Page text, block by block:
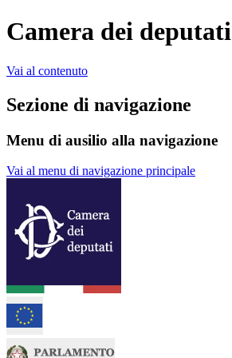
Camera dei deputati
Vai al contenuto
Sezione di navigazione
Menu di ausilio alla navigazione
Vai al menu di navigazione principale